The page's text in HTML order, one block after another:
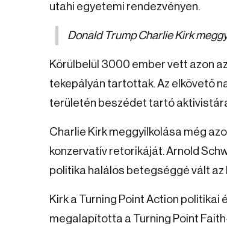
utahi egyetemi rendezvényen.
Donald Trump Charlie Kirk
Körülbelül 3000 ember vett azon
tekepályán tartottak. Az elkövető
területén beszédet tartó
Charlie Kirk meggyilkolása még
konzervatív retorikáját. Arnold
politika halálos betegséggé vált az
Kirk a Turning Point Action
megalapította a Turning Point